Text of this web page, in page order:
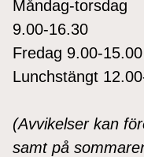
Måndag-torsdag
9.00-16.30
Fredag 9.00-15.00
Lunchstängt
(Avvikelser kan
samt på